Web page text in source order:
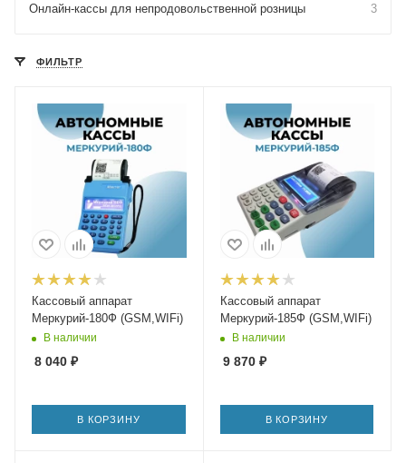
Онлайн-кассы для непродовольственной розницы 3
ФИЛЬТР
Кассовый аппарат
Меркурий-180Ф (GSM,WIFi)
В наличии
8 040 ₽
В КОРЗИНУ
Кассовый аппарат
Меркурий-185Ф (GSM,WIFi)
В наличии
9 870₽
В КОРЗИНУ